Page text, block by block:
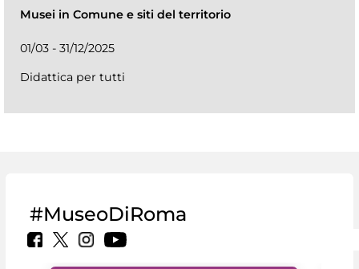
Musei in Comune e siti del territorio
01/03 - 31/12/2025
Didattica per tutti
#MuseoDiRoma